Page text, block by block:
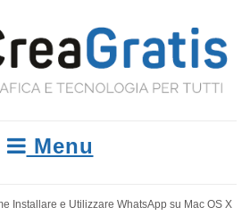
Menu
Installare e Utilizzare WhatsApp su Mac OS X